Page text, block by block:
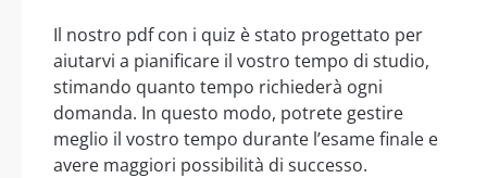
Il nostro pdf con i quiz è stato progettato per
aiutarvi a pianificare il vostro tempo di studio,
stimando quanto tempo richiederà ogni
domanda. In questo modo, potrete gestire
meglio il vostro tempo durante l’esame finale e
avere maggiori possibilità di successo.